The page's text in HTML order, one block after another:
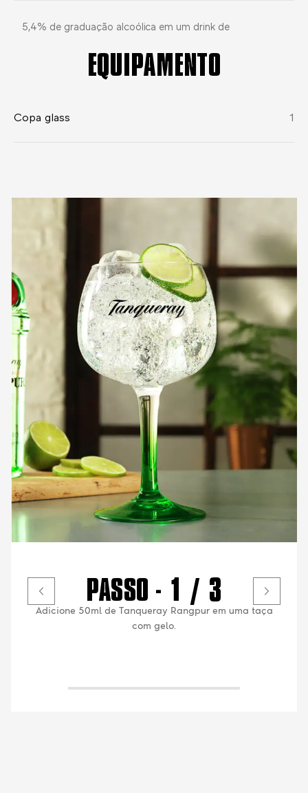
5,4% de graduação alcoólica em um drink de
EQUIPAMENTO
Copa glass 1
PASSO - 1 / 3
Adicione 50ml de Tanqueray Rangpur em uma taça
com gelo.